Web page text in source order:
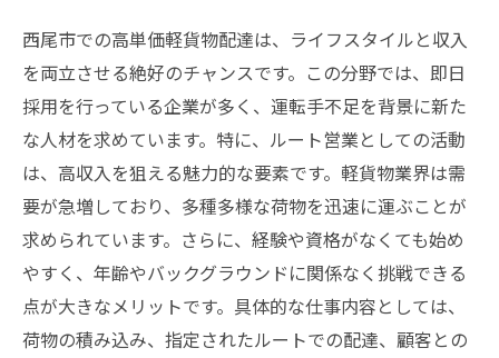
チャンス
転職を考える方へ：西尾市の軽貨物配達で得ら
れる人生の選択肢
新しいキャリアへの挑戦：あなたも西尾で高単
価配達に挑戦しよう
西尾市での高単価軽貨物配達は、ライフスタイルと収入
を両立させる絶好のチャンスです。この分野では、即日
採用を行っている企業が多く、運転手不足を背景に新た
な人材を求めています。特に、ルート営業としての活動
は、高収入を狙える魅力的な要素です。軽貨物業界は需
要が急増しており、多種多様な荷物を迅速に運ぶことが
求められています。さらに、経験や資格がなくても始め
やすく、年齢やバックグラウンドに関係なく挑戦できる
点が大きなメリットです。具体的な仕事内容としては、
荷物の積み込み、指定されたルートでの配達、顧客との